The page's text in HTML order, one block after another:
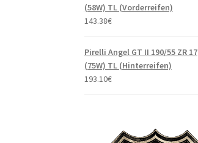
(58W) TL (Vorderreifen)
143.38€
Pirelli Angel GT II 190/55 ZR 17
(75W) TL (Hinterreifen)
193.10€